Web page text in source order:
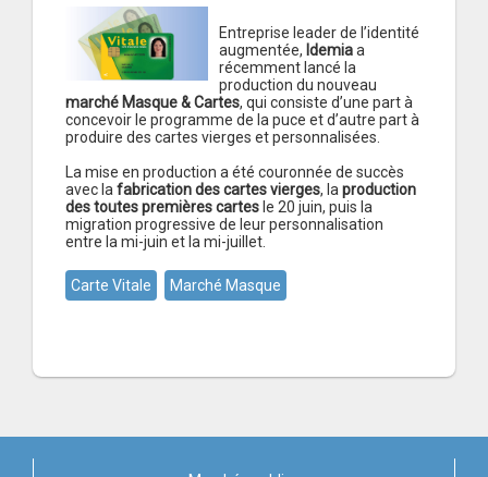
Entreprise leader de l’identité
augmentée, Idemiaa
récemment lancé la
production du nouveau
marché Masque & Cartes, qui consiste d’une part à
concevoir le programme de la puce et d’autre part à
produire des cartes vierges et personnalisées.
La mise en production a été couronnée de succès
avec lafabrication des cartes vierges, laproduction
des toutes premières cartes le 20 juin, puis la
migration progressive de leur personnalisation
entre la mi-juin et la mi-juillet.
Carte Vitale Marché Masque